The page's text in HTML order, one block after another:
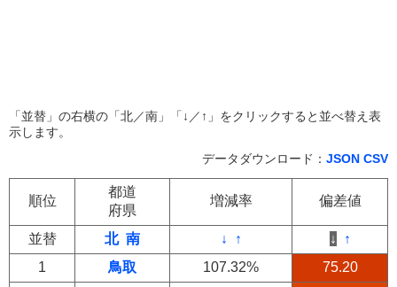
「並替」の右横の「北／南」「↓／↑」をクリックすると並べ替え表
示します。
データダウンロード： JSON CSV
順位
都道
府県
増減率 偏差値
並替 北 南 ↓ ↑ ↓
↑
1
鳥取 107.32%
75.20